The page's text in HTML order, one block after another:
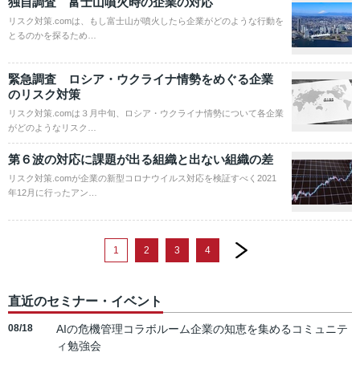
リスク対策.comは、もし富士山が噴火したら企業がどのような行動を
とるのかを探るため…
緊急調査 ロシア・ウクライナ情勢をめぐる企業
のリスク対策
リスク対策.comは３月中旬、ロシア・ウクライナ情勢について各企業
がどのようなリスク…
第６波の対応に課題が出る組織と出ない組織の差
リスク対策.comが企業の新型コロナウイルス対応を検証すべく2021
年12月に行ったアン…
1 2 3 4
next
直近のセミナー・イベント
08/18
AIの危機管理コラボルーム企業の知恵を集めるコミュニテ
ィ勉強会